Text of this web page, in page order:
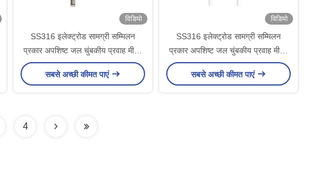
विडियो
SS316 इलेक्ट्रोड सामग्री सम्मिलन
प्रकार अपशिष्ट जल चुंबकीय प्रवाह मीटर
संचालित प्लग-इन विद्युत चुंबकीय प्रवाह
मीटर
सबसे अच्छी कीमत पाएं
विडियो
SS316 इलेक्ट्रोड सामग्री सम्मिलन
प्रकार अपशिष्ट जल चुंबकीय प्रवाह मीटर
संचालित प्लग-इन विद्युत चुंबकीय प्रवाह
मीटर
सबसे अच्छी कीमत पाएं
4